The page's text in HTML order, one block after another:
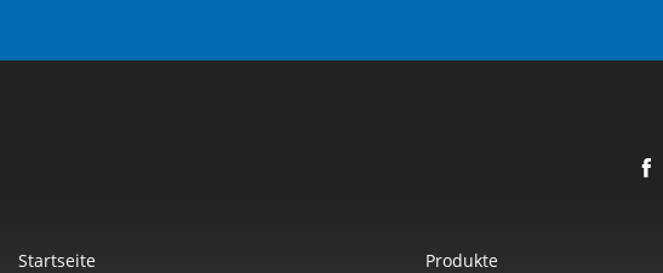
Startseite Produkte